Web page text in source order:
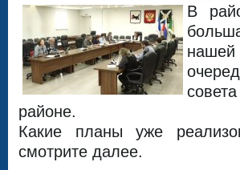
В
районе.
Какие планы уже
смотрите далее.